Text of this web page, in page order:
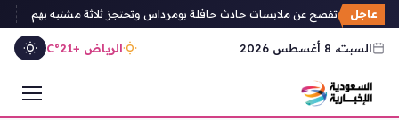
عاجل
الجزائرية تفصح عن ملابسات حادث حافلة بومرداس وتحتجز ثلاثة مشتبه بهم
السبت، 8 أغسطس 2026 الرياض +21°C